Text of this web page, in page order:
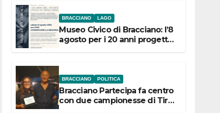
BRACCIANO LAGO
Museo Civico di Bracciano: l’8
agosto per i 20 anni progetto
BRACCIANO POLITICA
Bracciano Partecipa fa centro
con due campionesse di Tiro